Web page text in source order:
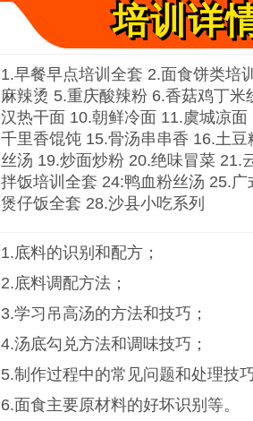
培训详
1.早餐早点培训全套 2.面食饼类培
麻辣烫 5.重庆酸辣粉 6.香菇鸡丁
汉热干面 10.朝鲜冷面 11.虞城凉
千里香馄饨 15.骨汤串串香 16.土
丝汤 19.炒面炒粉 20.绝味冒菜 21.
拌饭培训全套 24:鸭血粉丝汤 25.
煲仔饭全套 28.沙县小吃系列
1.底料的识别和配方；
2.底料调配方法；
3.学习吊高汤的方法和技巧；
4.汤底勾兑方法和调味技巧；
5.制作过程中的常见问题和处理技
6.面食主要原材料的好坏识别等。